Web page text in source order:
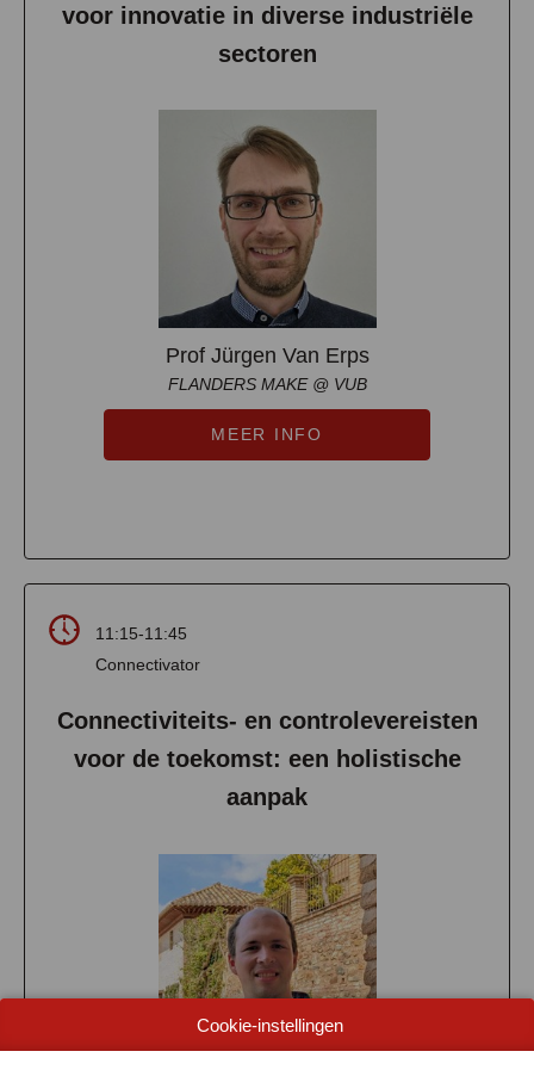
voor innovatie in diverse industriële
sectoren
Prof Jürgen Van Erps
FLANDERS MAKE @ VUB
MEER INFO
11:15-11:45
Connectivator
Connectiviteits- en controlevereisten
voor de toekomst: een holistische
aanpak
Cookie-instellingen